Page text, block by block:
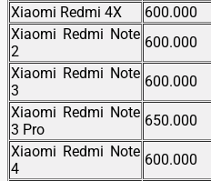
Xiaomi Redmi 4X
600.000
Xiaomi Redmi Note
2
600.000
Xiaomi Redmi Note
3
600.000
Xiaomi Redmi Note
3 Pro
650.000
Xiaomi Redmi Note
4
600.000